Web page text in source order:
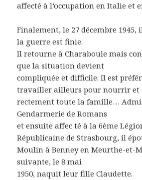
affecté à l’occupation en Italie et
Finalement, le 27 décembre 1945,
la guerre est finie.
Il retourne à Charaboule mais
que la situation devient
compliquée et difficile. Il est
travailler ailleurs pour nourrir et
rectement toute la famille… Admis
Gendarmerie de Romans
et ensuite affec té à la 6ème
Républicaine de Strasbourg, il
Moulin à Benney en Meurthe-et-
suivante, le 8 mai
1950, naquit leur fille Claudette.